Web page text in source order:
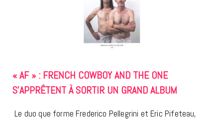
« AF » : FRENCH COWBOY AND THE ONE
S’APPRÊTENT À SORTIR UN GRAND ALBUM
Le duo que forme Frederico Pellegrini et Eric Pifeteau,